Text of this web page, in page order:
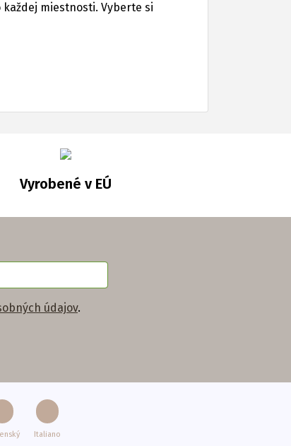
miestnosti. Vyberte si
Vyrobené v EÚ
údajov.
Italiano